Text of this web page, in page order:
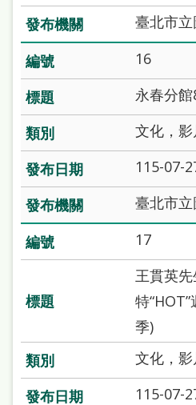
臺北市
16
永春分館
文化，
115-07-
臺北市
17
王貫英
特
季)
文化，
115-07-